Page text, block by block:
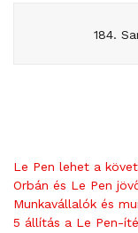
Le Pen lehet a
Orbán és Le Pen
Munkavállalók és
5 állítás a Le Pen-